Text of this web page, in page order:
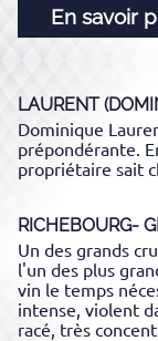
En savoir
LAURENT
Dominique
prépondérante.
propriétaire sait
RICHEBOURG-
Un des grands
l'un des plus
vin le temps
intense, violent
racé, très